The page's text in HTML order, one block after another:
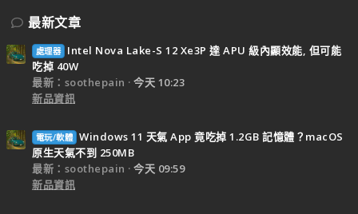
最新文章
處理器
Intel Nova Lake-S 12 Xe3P 達 APU 級內顯效能, 但可能
吃掉 40W
最新：soothepain
今天 10:23
新品資訊
電玩/軟體 Windows 11 天氣 App 竟吃掉 1.2GB 記憶體？macOS
原生天氣不到 250MB
最新：soothepain
今天 09:59
新品資訊